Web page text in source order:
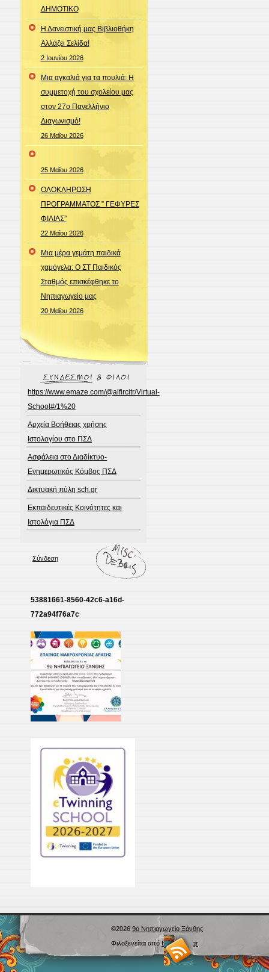
ΔΗΜΟΤΙΚΟ
Η Δανειστική μας Βιβλιοθήκη
Αλλάζει Σελίδα!
2 Ιουνίου 2026
Μια αγκαλιά για τα πουλιά: Η
συμμετοχή του σχολείου μας
στον 27ο Πανελλήνιο
Διαγωνισμό!
26 Μαΐου 2026
25 Μαΐου 2026
ΟΛΟΚΛΗΡΩΣΗ
ΠΡΟΓΡΑΜΜΑΤΟΣ ” ΓΕΦΥΡΕΣ
ΦΙΛΙΑΣ”
22 Μαΐου 2026
Μια μέρα γεμάτη παιδικά
χαμόγελα: Ο ΣΤ Παιδικός
Σταθμός επισκέφθηκε το
Νηπιαγωγείο μας
20 Μαΐου 2026
https://www.emaze.com/@alfircitr/Virtual-
School#/1%20
Αρχεία Βοήθειας χρήσης
Ιστολογίου στο ΠΣΔ
Ασφάλεια στο Διαδίκτυο-
Ενημερωτικός Κόμβος ΠΣΔ
Δικτυακή πύλη sch.gr
Εκπαιδευτικές Κοινότητες και
Ιστολόγια ΠΣΔ
Σύνδεση
53881661-8560-42c6-a16d-
772a94f76a7c
©2026 9ο Νηπιαγωγείο Ξάνθης
Φιλοξενείται απόBlogs.sch.gr